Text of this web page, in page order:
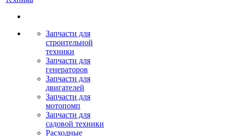
Запчасти для
строительной
техники
Запчасти для
генераторов
Запчасти для
двигателей
Запчасти для
мотопомп
Запчасти для
садовой техники
Расходные